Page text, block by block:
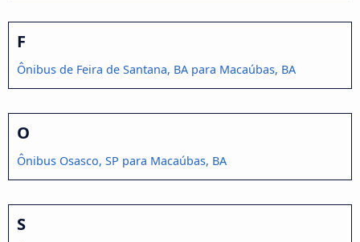
F
Ônibus de Feira de Santana, BA para Macaúbas, BA
O
Ônibus Osasco, SP para Macaúbas, BA
S